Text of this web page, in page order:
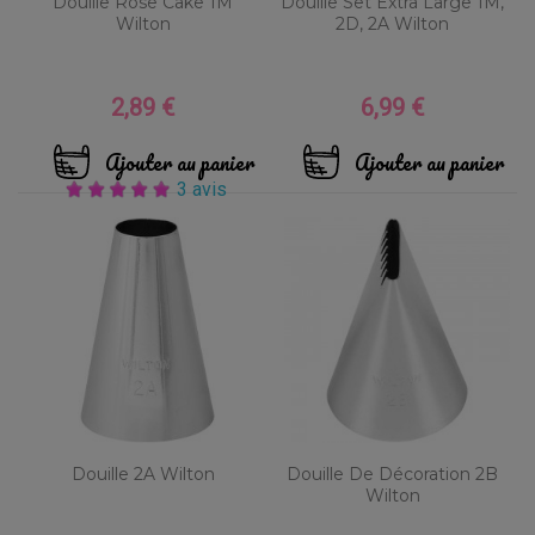
Wilton
Prix
2,89 €
Ajouter au panier
3 avis
2D, 2A Wilton
Prix
6,99 €
Ajouter au panier
Douille 2A Wilton
Douille De Décoration 2B
Wilton